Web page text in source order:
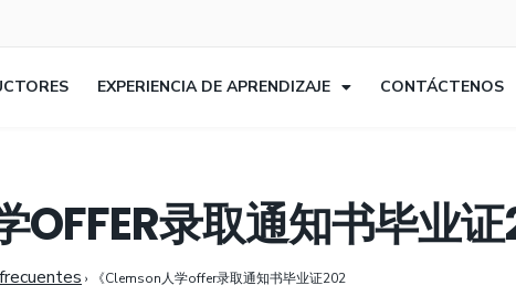
EXPERIENCIA DE APRENDIZAJE CONTÁCTENOS
OFFER录取通知书毕业
›
《Clemson人学offer录取通知书毕业证202